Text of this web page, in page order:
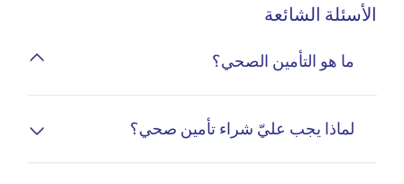
الأسئلة الشائعة
ما هو التأمين الصحي؟
الطبية غير المتوقعة، بما في ذلك التكاليف المتعلقة بالتنويم
لماذا يجب عليّ شراء تأمين صحي؟